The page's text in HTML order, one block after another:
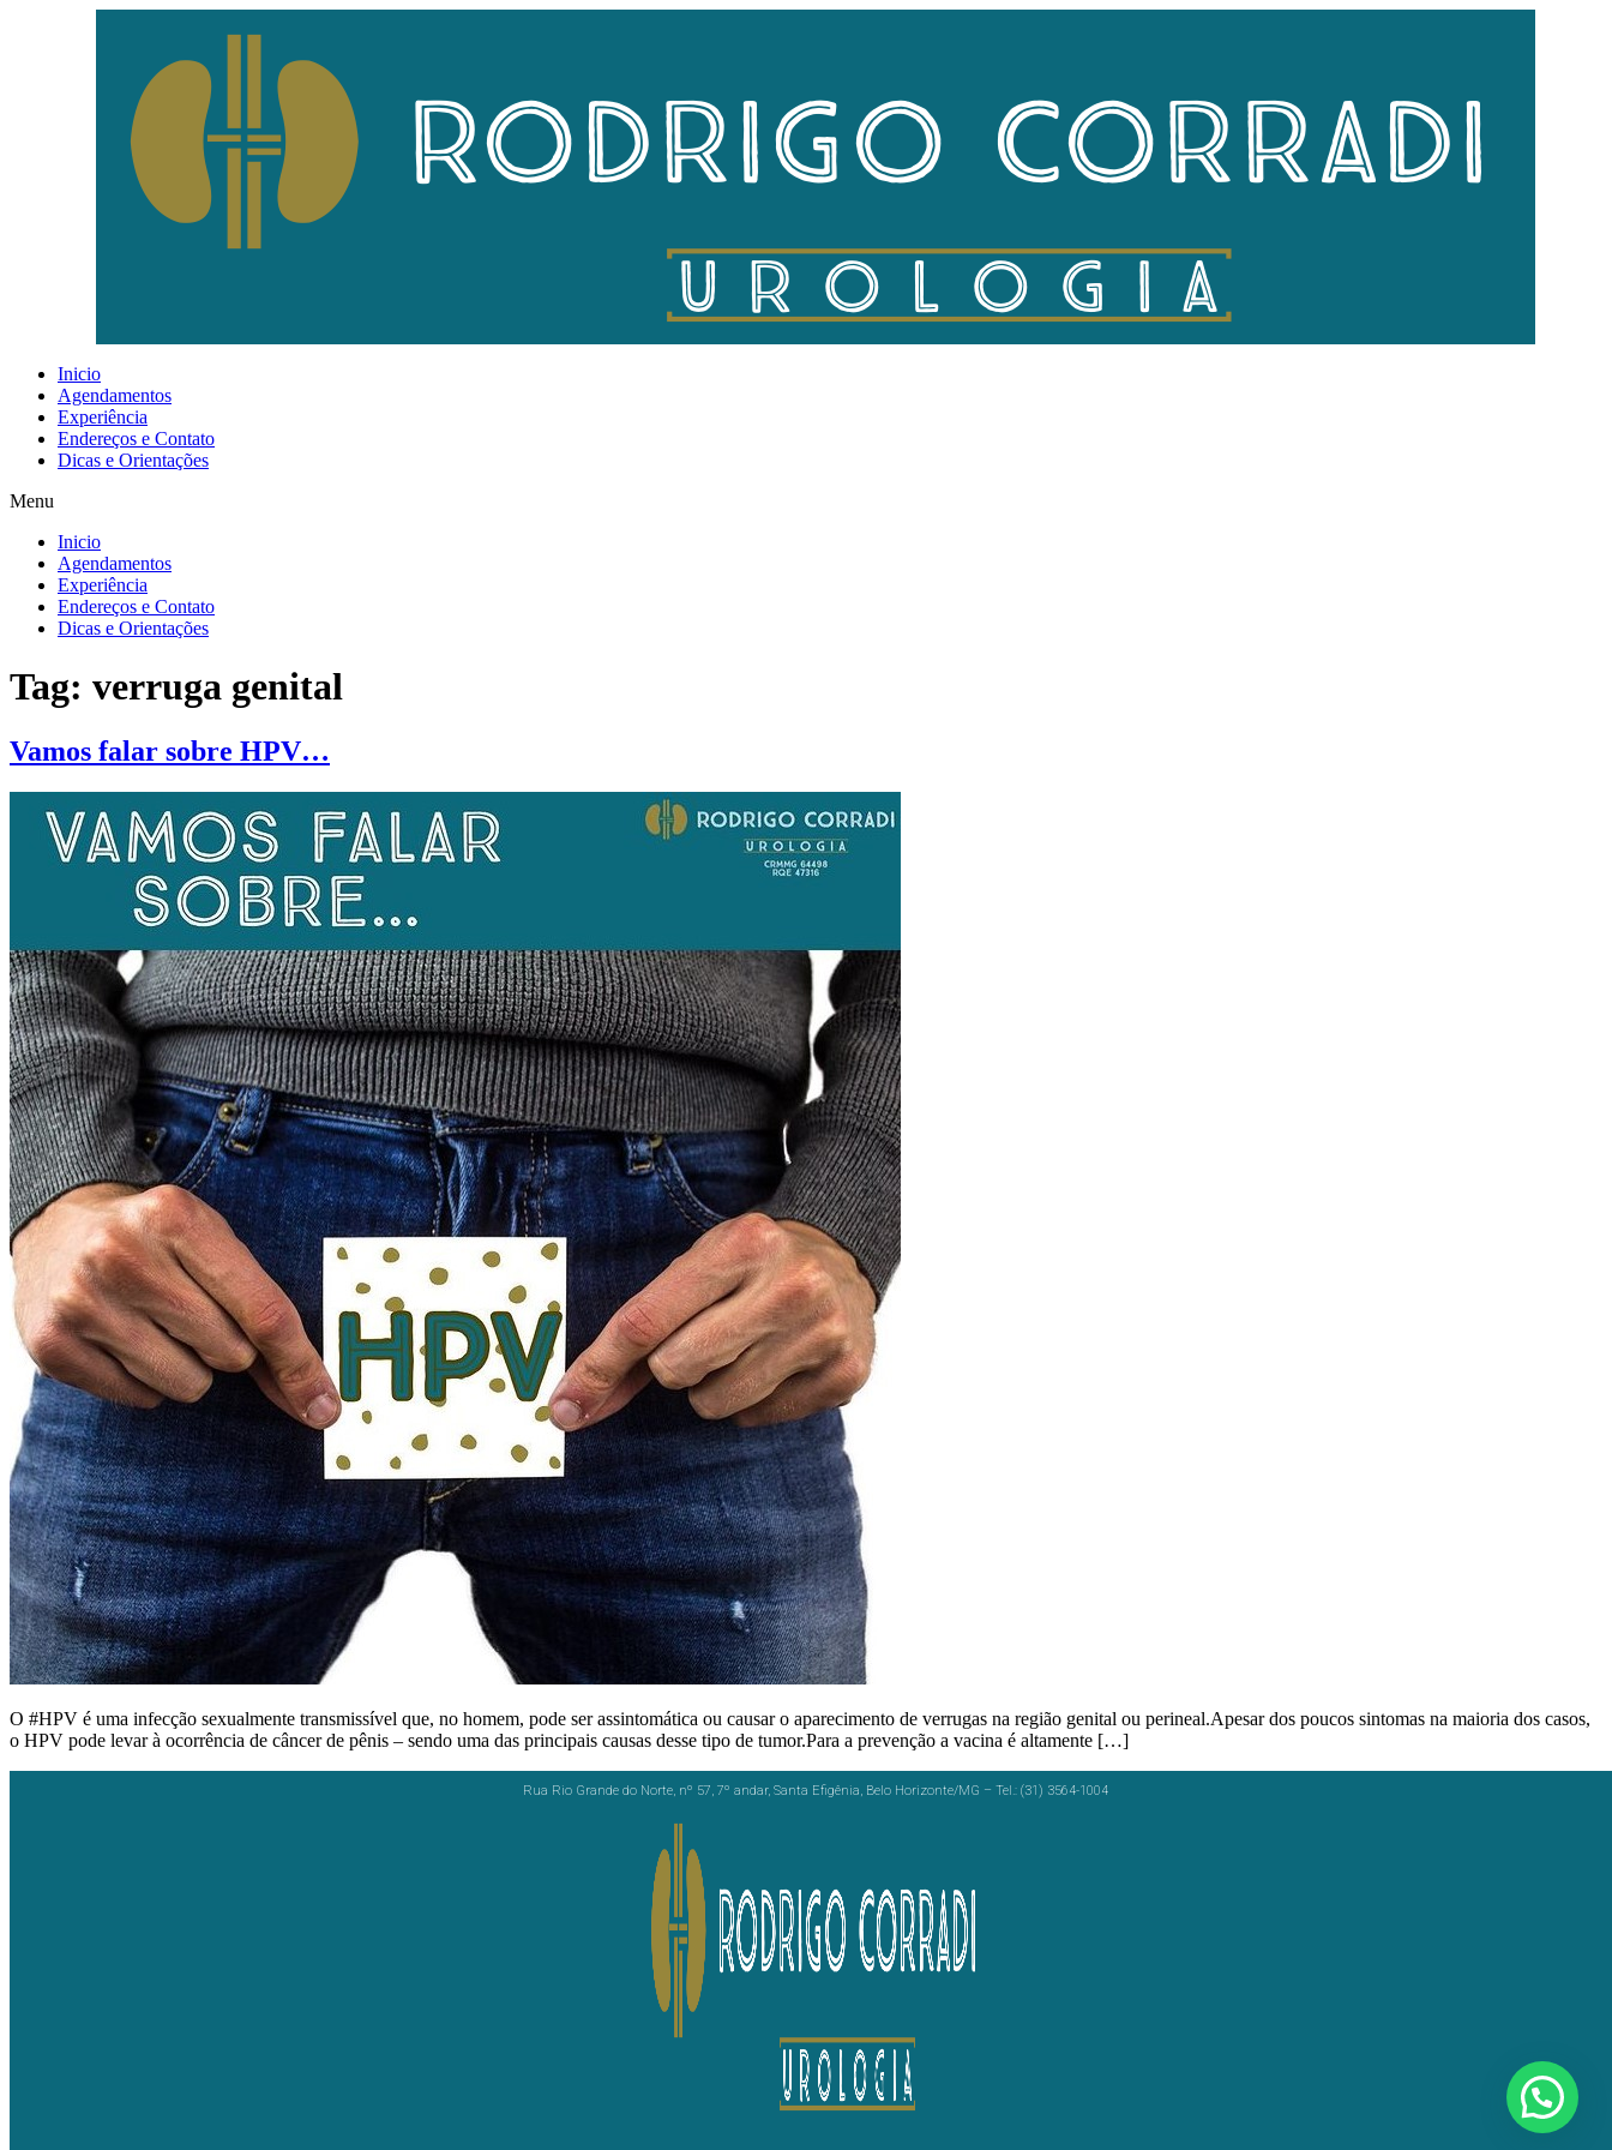
Inicio
Agendamentos
Experiência
Endereços e Contato
Dicas e Orientações
Menu
Inicio
Agendamentos
Experiência
Endereços e Contato
Dicas e Orientações
Tag: verruga genital
Vamos falar sobre HPV…
O #HPV é uma infecção sexualmente transmissível que, no homem, pode ser assintomática ou causar o aparecimento de verrugas na região genital ou perineal.Apesar dos poucos sintomas na maioria dos casos,
o HPV pode levar à ocorrência de câncer de pênis – sendo uma das principais causas desse tipo de tumor.Para a prevenção a vacina é altamente […]
Rua Rio Grande do Norte, nº 57, 7º andar, Santa Efigênia, Belo Horizonte/MG – Tel.: (31) 3564-1004